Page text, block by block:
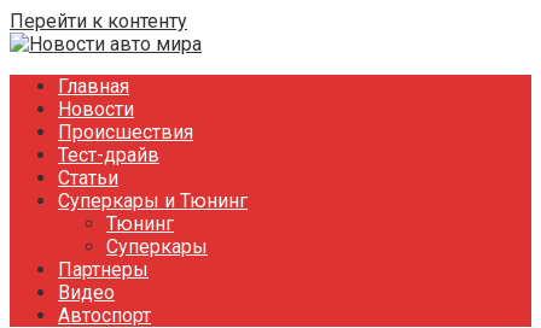
Перейти к контенту
Главная
Новости
Происшествия
Тест-драйв
Статьи
Суперкары и Тюнинг
Тюнинг
Суперкары
Партнеры
Видео
Автоспорт